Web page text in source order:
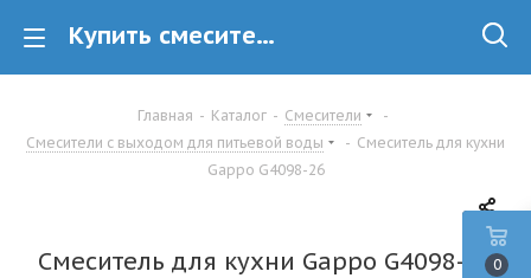
Купить смеситель для кухни Gappo G4098-26 для фильтра в Минске
Главная - Каталог - Смесители
-
Смесители с выходом для питьевой воды
- Смеситель для кухни
Gappo G4098-26
Смеситель для кухни Gappo G4098-260